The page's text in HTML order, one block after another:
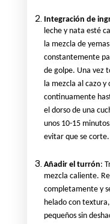
Integración de
leche y nata esté
la mezcla de
constantemente
de golpe. Una vez
la mezcla al cazo
continuamente
el dorso de una
unos 10-15
evitar que se corte.
Añadir el turrón:
mezcla caliente.
completamente y
helado con
pequeños sin